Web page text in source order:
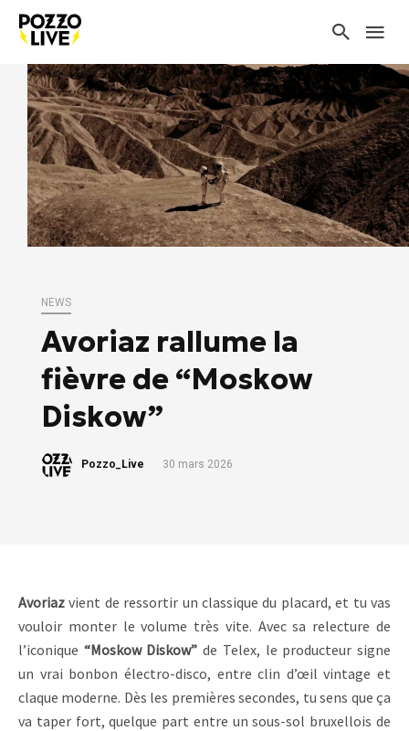
NEWS
Avoriaz rallume la
fièvre de “Moskow
Diskow”
Pozzo_Live 30 mars 2026
Avoriaz vient de ressortir un classique du placard, et tu vas
vouloir monter le volume très vite. Avec sa relecture de
l’iconique “Moskow Diskow” de Telex, le producteur signe
un vrai bonbon électro-disco, entre clin d’œil vintage et
claque moderne. Dès les premières secondes, tu sens que ça
va taper fort, quelque part entre un sous-sol bruxellois de